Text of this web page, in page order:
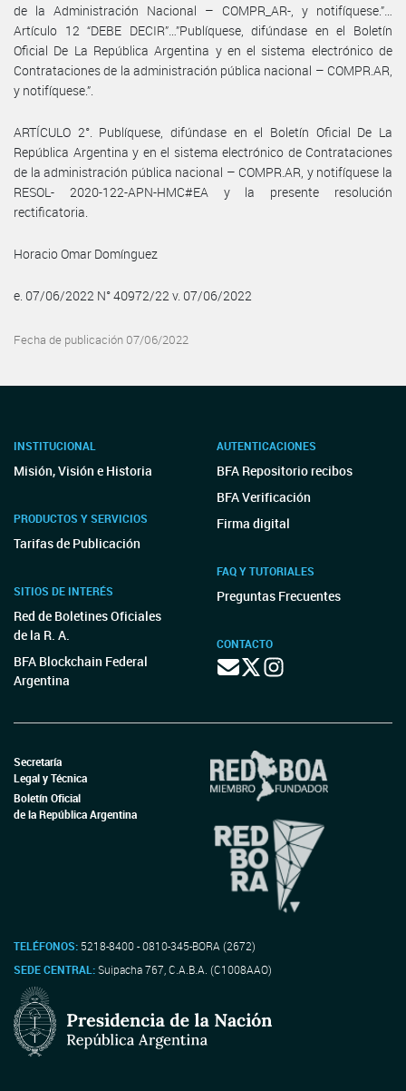
de la Administración Nacional – COMPR_AR-, y notifíquese.”…
Artículo 12 “DEBE DECIR”…”Publíquese, difúndase en el Boletín
Oficial De La República Argentina y en el sistema electrónico de
Contrataciones de la administración pública nacional – COMPR.AR,
y notifíquese.”.
ARTÍCULO 2°. Publíquese, difúndase en el Boletín Oficial De La
República Argentina y en el sistema electrónico de Contrataciones
de la administración pública nacional – COMPR.AR, y notifíquese la
RESOL- 2020-122-APN-HMC#EA y la presente resolución
rectificatoria.
Horacio Omar Domínguez
e. 07/06/2022 N° 40972/22 v. 07/06/2022
Fecha de publicación 07/06/2022
INSTITUCIONAL
Misión, Visión e Historia
PRODUCTOS Y SERVICIOS
Tarifas de Publicación
SITIOS DE INTERÉS
Red de Boletines Oficiales
de la R. A.
BFA Blockchain Federal
Argentina
AUTENTICACIONES
BFA Repositorio recibos
BFA Verificación
Firma digital
FAQ Y TUTORIALES
Preguntas Frecuentes
CONTACTO
Secretaría
Legal y Técnica
Boletín Oficial
de la República Argentina
TELÉFONOS: 5218-8400 - 0810-345-BORA (2672)
SEDE CENTRAL:Suipacha 767, C.A.B.A. (C1008AAO)